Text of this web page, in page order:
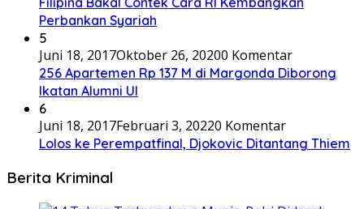
Perbankan Syariah
5
Juni 18, 2017Oktober 26, 20200 Komentar
256 Apartemen Rp 137 M di Margonda Diborong
Ikatan Alumni UI
6
Juni 18, 2017Februari 3, 20220 Komentar
Lolos ke Perempatfinal, Djokovic Ditantang Thiem
Berita Kriminal